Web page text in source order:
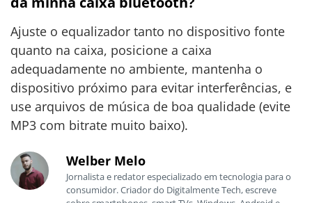
Ajuste o equalizador tanto no dispositivo fonte
quanto na caixa, posicione a caixa
adequadamente no ambiente, mantenha o
dispositivo próximo para evitar interferências, e
use arquivos de música de boa qualidade (evite
MP3 com bitrate muito baixo).
Welber Melo
Jornalista e redator especializado em tecnologia para o
consumidor. Criador do Digitalmente Tech, escreve